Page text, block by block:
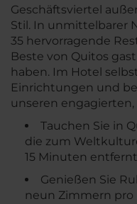
Geschäftsviertel
Stil. In unmittelbarer
35 hervorragende
Beste von Quitos
haben. Im Hotel
Einrichtungen und
unseren
Tauchen Sie in
die zum
15 Minuten entfernt
Genießen Sie
neun Zimmern pro